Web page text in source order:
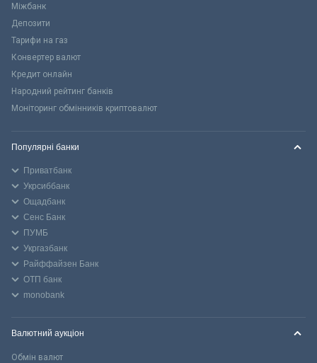
Міжбанк
Депозити
Тарифи на газ
Конвертер валют
Кредит онлайн
Народний рейтинг банків
Моніторинг обмінників криптовалют
Популярні банки
Приватбанк
Укрсиббанк
Ощадбанк
Сенс Банк
ПУМБ
Укргазбанк
Райффайзен Банк
ОТП банк
monobank
Валютний аукціон
Обмін валют